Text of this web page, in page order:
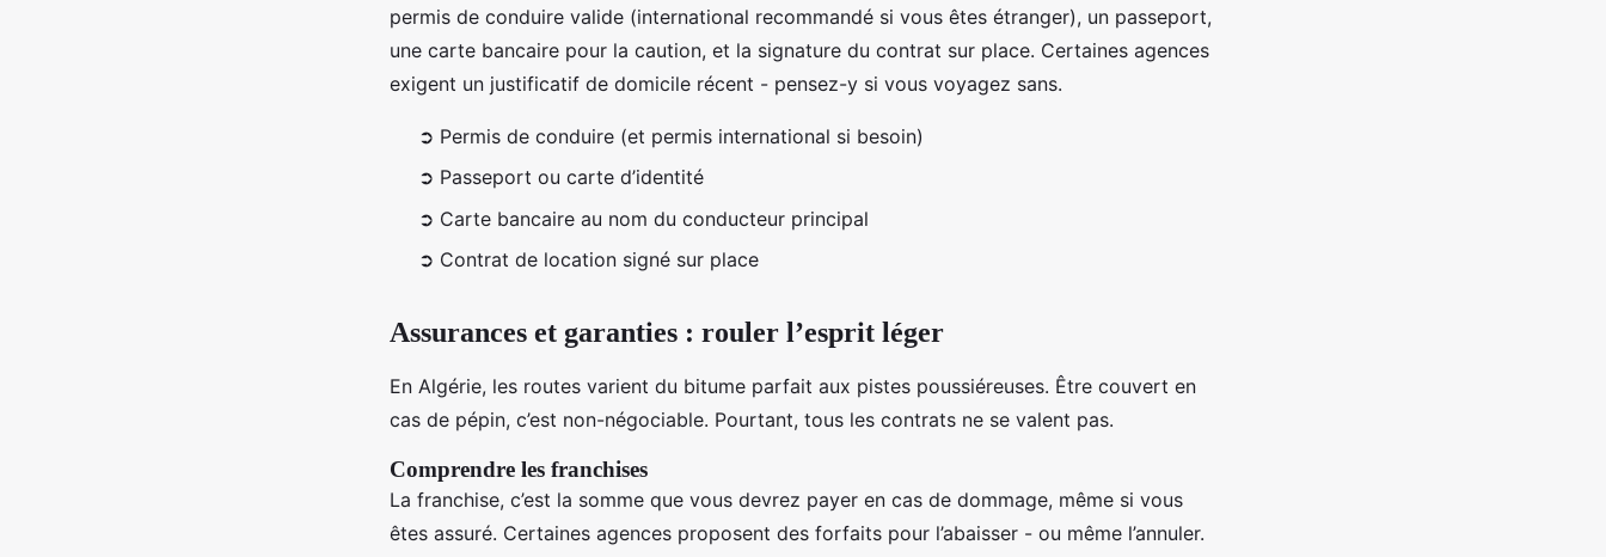
permis de conduire valide (international recommandé si vous êtes étranger), un passeport,
une carte bancaire pour la caution, et la signature du contrat sur place. Certaines agences
exigent un justificatif de domicile récent - pensez-y si vous voyagez sans.
➲ Permis de conduire (et permis international si besoin)
➲ Passeport ou carte d’identité
➲ Carte bancaire au nom du conducteur principal
➲ Contrat de location signé sur place
Assurances et garanties : rouler l’esprit léger
En Algérie, les routes varient du bitume parfait aux pistes poussiéreuses. Être couvert en
cas de pépin, c’est non-négociable. Pourtant, tous les contrats ne se valent pas.
Comprendre les franchises
La franchise, c’est la somme que vous devrez payer en cas de dommage, même si vous
êtes assuré. Certaines agences proposent des forfaits pour l’abaisser - ou même l’annuler.